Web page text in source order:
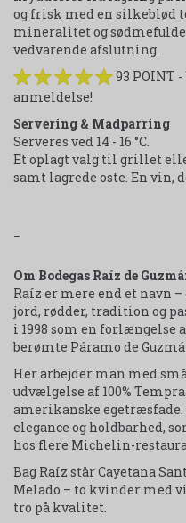
og frisk med en silkeblød
mineralitet og
vedvarende afslutning.
93 POINT
anmeldelse!
Servering & Madparring
Serveres ved 14 - 16 °C.
Et oplagt valg til grillet
samt lagrede oste. En
Om Bodegas Raíz de
Raíz er mere end et navn
jord, rødder, tradition og
i 1998 som en forlængelse
berømte Páramo de
Her arbejder man med
udvælgelse af 100%
amerikanske egetræsfade.
elegance og holdbarhed,
hos flere Michelin-
Bag Raíz står Cayetana
Melado – to kvinder med
tro på kvalitet.